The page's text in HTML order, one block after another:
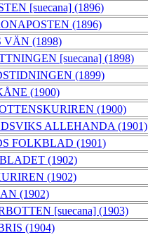
[suecana] (1896)
(1896)
VÄN (1898)
[suecana] (1898)
(1899)
(1900)
(1900)
ALLEHANDA (1901)
FOLKBLAD (1901)
(1902)
(1902)
(1902)
[suecana] (1903)
(1904)